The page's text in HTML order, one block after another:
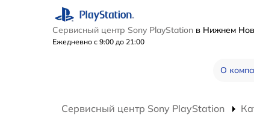
Сервисный центр Sony PlayStation в Нижнем
Ежедневно с 9:00 до 21:00
О
Сервисный центр Sony PlayStation